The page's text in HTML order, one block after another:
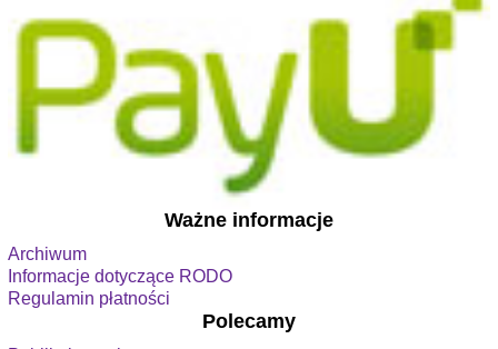
Ważne informacje
Archiwum
Informacje dotyczące RODO
Regulamin płatności
Polecamy